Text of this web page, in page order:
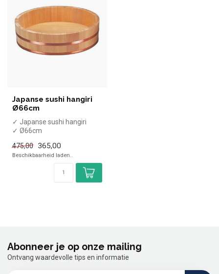
Japanse sushi hangiri
Ø66cm
✓ Japanse sushi hangiri
✓ Ø66cm
475,00
365,00
Beschikbaarheid laden..
Abonneer je op onze mailing
Ontvang waardevolle tips en informatie